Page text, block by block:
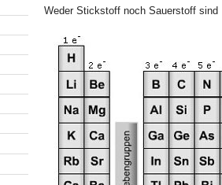
Weder Stickstoff noch Sauerstoff sind